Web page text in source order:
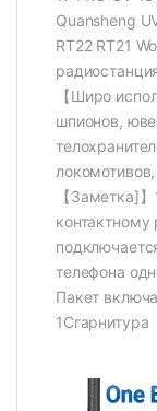
Quansheng
RT22 RT21
【Широ
шпионов,
【Заметка]
телефона
Пакет
1Сгарнитура